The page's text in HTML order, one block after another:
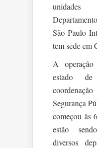
São Paulo
tem sede em
A
estado
Segurança
começou às
estão
diversos